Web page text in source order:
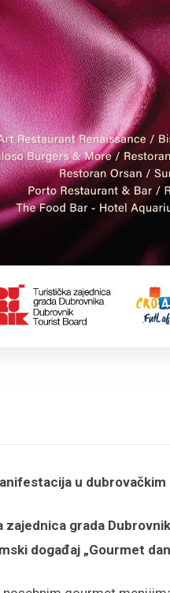
u
zajednica grada
događaj „Gourmet